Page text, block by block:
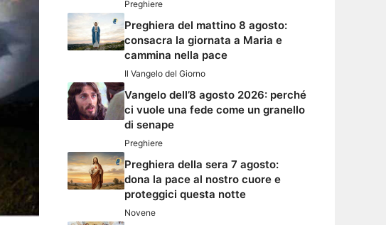
Preghiere
Preghiera del mattino 8 agosto:
consacra la giornata a Maria e
cammina nella pace
Il Vangelo del Giorno
Vangelo dell’8 agosto 2026: perché
ci vuole una fede come un granello
di senape
Preghiere
Preghiera della sera 7 agosto:
dona la pace al nostro cuore e
proteggici questa notte
Novene